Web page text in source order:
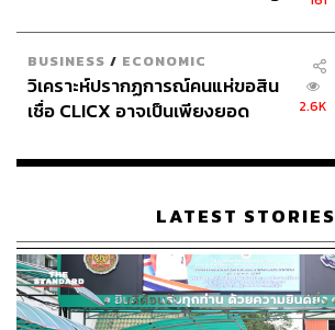
BUSINESS / ECONOMIC
วิเคราะห์ปรากฏการณ์คนแห่ขอสิน
เชื่อ CLICX อาจเป็นเพียงยอด
เรือนไทยที่ถูกซุกไว้
2.6K
LATEST STORIES